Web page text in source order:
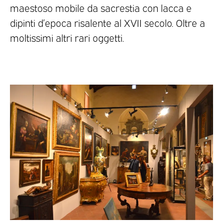
maestoso mobile da sacrestia con lacca e
dipinti d’epoca risalente al XVII secolo. Oltre a
moltissimi altri rari oggetti.